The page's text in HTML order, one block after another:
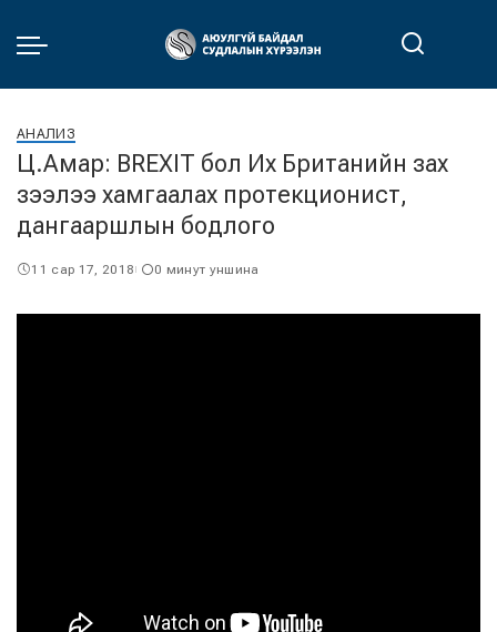
АНАЛИЗ
Ц.Амар: BREXIT бол Их Британийн зах
зээлээ хамгаалах протекционист,
дангааршлын бодлого
11 сар 17, 2018 0 минут уншина